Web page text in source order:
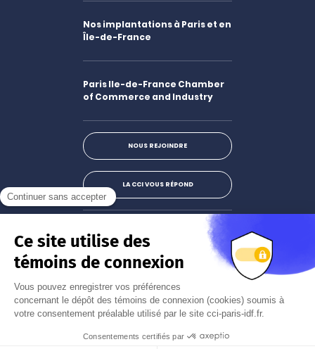
Nos implantations à Paris et en
Île-de-France
Paris Ile-de-France Chamber
of Commerce and Industry
NOUS REJOINDRE
LA CCI VOUS RÉPOND
Instagram
S'abonner à la newsletter